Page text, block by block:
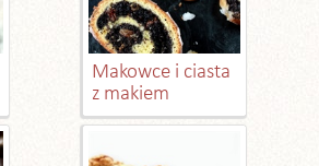
Makowce i ciasta
z makiem